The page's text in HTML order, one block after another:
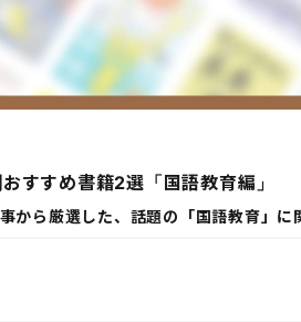
すすめ書籍2選「国語教育編」
から厳選した、話題の「国語教育」に